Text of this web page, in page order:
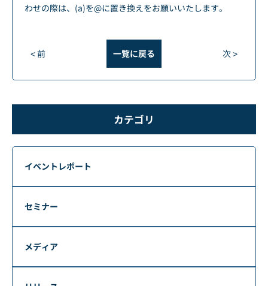
わせの際は、(a)を@に置き換えをお願いいたします。
< 前 一覧に戻る 次 >
カテゴリ
イベントレポート
セミナー
メディア